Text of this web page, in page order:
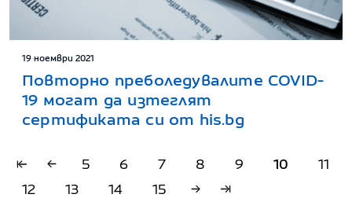
19 ноември 2021
Повторно преболедувалите COVID-
19 могат да изтеглят
сертификата си от his.bg
5 6 7 8 9 10
11
12
13 14 15